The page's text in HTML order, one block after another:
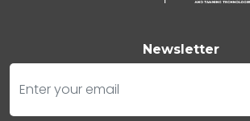
Newsletter
E-mail